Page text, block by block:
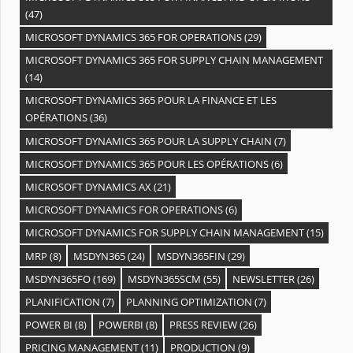
(47)
MICROSOFT DYNAMICS 365 FOR OPERATIONS(29)
MICROSOFT DYNAMICS 365 FOR SUPPLY CHAIN MANAGEMENT
(14)
MICROSOFT DYNAMICS 365 POUR LA FINANCE ET LES
OPÉRATIONS(36)
MICROSOFT DYNAMICS 365 POUR LA SUPPLY CHAIN (7)
MICROSOFT DYNAMICS 365 POUR LES OPÉRATIONS(6)
MICROSOFT DYNAMICS AX(21)
MICROSOFT DYNAMICS FOR OPERATIONS(6)
MICROSOFT DYNAMICS FOR SUPPLY CHAIN MANAGEMENT(15)
MRP (8) MSDYN365(24) MSDYN365FIN (29)
MSDYN365FO(169) MSDYN365SCM (55) NEWSLETTER(26)
PLANIFICATION (7) PLANNING OPTIMIZATION (7)
POWER BI (8) POWERBI (8) PRESS REVIEW(26)
PRICING MANAGEMENT(11) PRODUCTION (9)